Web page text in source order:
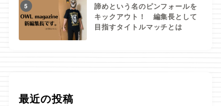
5
諦めという名のピンフォールを
キックアウト！ 編集長として
目指すタイトルマッチとは
最近の投稿